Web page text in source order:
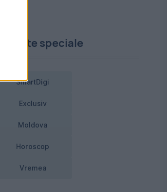
Proiecte speciale
SmartDigi
Exclusiv
Moldova
Horoscop
Vremea